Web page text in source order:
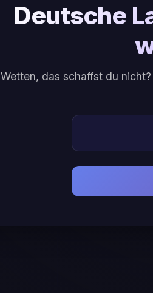
Deutsche
Wetten, das schaffst du